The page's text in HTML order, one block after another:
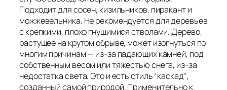
Подходит для сосен, кизильников, пиракант и
можжевельника. Не рекомендуется для деревьев
с крепкими, плохо гнущимися стволами. Дерево,
растущее на крутом обрыве, может изогнуться по
многим причинам — из-за падающих камней, под
собственным весом или тяжестью снега, из-за
недостатка света. Это и есть стиль “каскад“,
созданный самой природой. Применительно к